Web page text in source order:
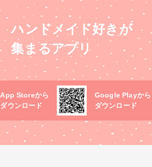
ハンドメイド好きが
集まるアプリ
App Storeから
ダウンロード
Google Playから
ダウンロード